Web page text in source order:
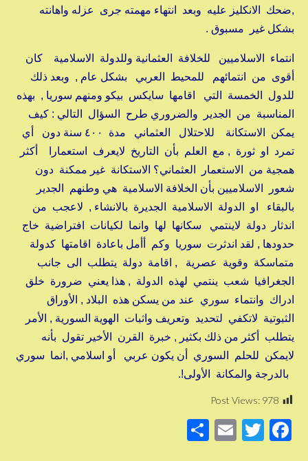
,ضحك الانكليز عليه وبعد انتهاء مهمته جرى عزله واهانته
بشكل غير مسبوق .
انتماء الاسلاميين للخلافة العثمانية وللدولة الاسلامية كان
أقوى من انتمائهم للمحيط العربي بشكل عام , وبعد ذلك
للدول الخمسة التي اقامها سايكس بيكو ومنهم سوريا , بهذه
المناسبة من الجدير والضروري طرح السؤال التالي : كيف
يمكن الاستكانة للاحتلال العثماني مدة ٤٠٠ سنة دون أي
تمرد او ثورة , مع العلم بأن التاريخ لايعرف استعمارا أكثر
همجية من الاستعمار العثماني؟ الاستكانة غير ممكنة دون
شعور الاسلاميين بأن الخلافة الاسلامية هي وطنهم الجدير
بالبقاء او الدولة الاسلامية الجديرة بالانشاء , لاعجب من
اندثار دولة لاينتمي سكانها لها وانما لكيانات افتراضية خاج
حدودها , لقد اندثرت سوريا وكم أأمل باعادة اقامتها كدولة
متماسكة وقوية عصرية , اقامة دولة يتطلب الى جانب
الجغرافيا شعب ينتمي لهذه الدولة , هذا يعني ضرورة خلق
ادراك وانتماء سوري عند من يسكن هذه البلاد , الأوراق
الثبوتية لاتكفي لتحديد وتعريف واثبات الهوية السورية , الأمر
يتطلب أكثر من ذلك بكثير , خبرة القرن الأخير تقول بأنه
لايمكن للحلم السوري أن يكون عربي أو اسلامي ,انما سوري
بالدرجة والمكانة الأولى!.
Post Views: 978
F
T
E